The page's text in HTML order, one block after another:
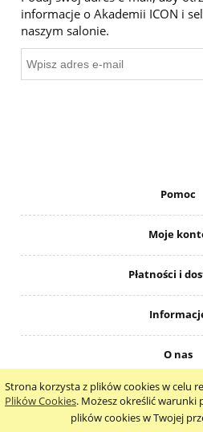
Strona korzysta z plików cookies w celu
Plików Cookies. Możesz określić
plików cookies w Twojej
informacje o Akademii ICON i
naszym salonie.
Pomoc
Moje
Płatności i
O nas
pokaż pełną
Sklep internetowy